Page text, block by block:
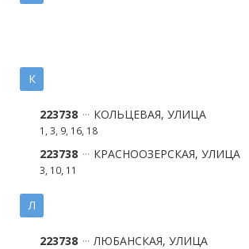
К
223738 КОЛЬЦЕВАЯ, УЛИЦА
1, 3, 9, 16, 18
223738 КРАСНООЗЕРСКАЯ, УЛИЦА
3, 10, 11
Л
223738 ЛЮБАНСКАЯ, УЛИЦА